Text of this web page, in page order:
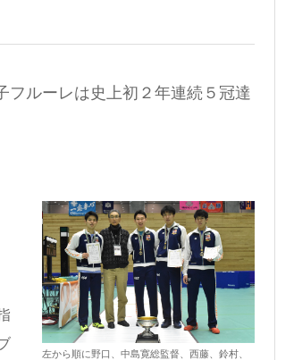
フルーレは史上初２年連続５冠達
左から順に野口、中島寛総監督、西藤、鈴村、